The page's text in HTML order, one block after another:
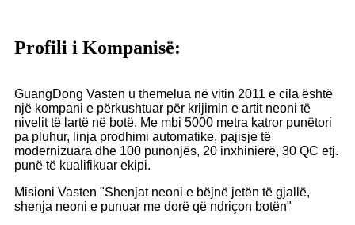
Profili i Kompanisë:
GuangDong Vasten u themelua në vitin 2011 e cila është
një kompani e përkushtuar për krijimin e artit neoni të
nivelit të lartë në botë. Me mbi 5000 metra katror punëtori
pa pluhur, linja prodhimi automatike, pajisje të
modernizuara dhe 100 punonjës, 20 inxhinierë, 30 QC etj.
punë të kualifikuar ekipi.
Misioni Vasten "Shenjat neoni e bëjnë jetën të gjallë,
shenja neoni e punuar me dorë që ndriçon botën"